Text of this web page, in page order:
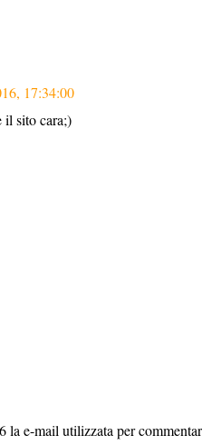
17:34:00
il sito cara;)
la e-mail utilizzata per